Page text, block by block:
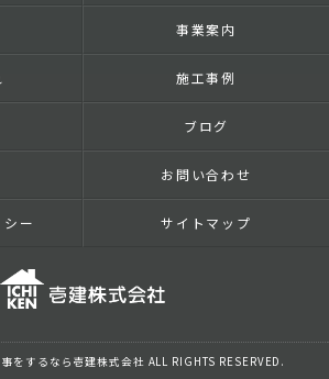
事業案内
施工事例
ブログ
お問い合わせ
ー サイトマップ
をするなら壱建株式会社 ALL RIGHTS RESERVED.